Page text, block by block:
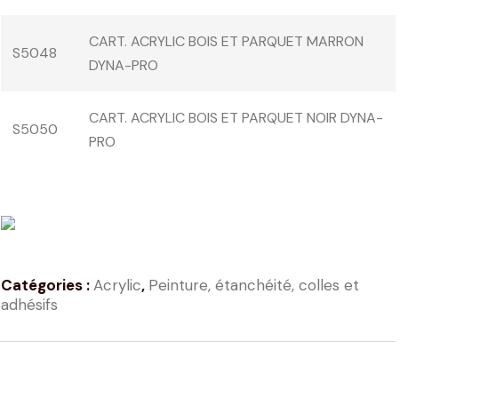
S5048
CART. ACRYLIC BOIS ET PARQUET MARRON
DYNA-PRO
S5050
CART. ACRYLIC BOIS ET PARQUET NOIR DYNA-
PRO
Catégories :Acrylic, Peinture, étanchéité, colles et
adhésifs